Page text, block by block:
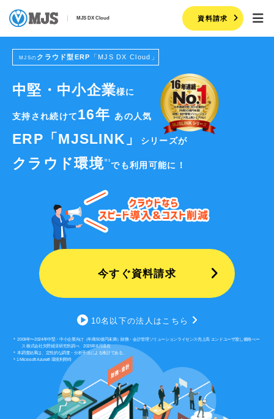
MJS DX Cloud 資料請求
MJSの クラウド型ERP 「MJS DX Cloud」
中堅・中小企業様に
支持され続けて 16年 あの人気
ERP「MJSLINK」 シリーズが
クラウド環境※1
でも利用可能に！
今すぐ資料請求
10名以下の法人はこちら
＊ 2009年〜2024年中堅・中小企業向け（年商50億円未満）財務・会計管理ソリューションライセンス売上高 エンドユーザ渡し価格べー
ス 株式会社矢野経済研究所調べ 2025年8月現在
＊ 本調査結果は、定性的な調査・分析手法による推計である。
＊1 Microsoft Azure® 環境利用時